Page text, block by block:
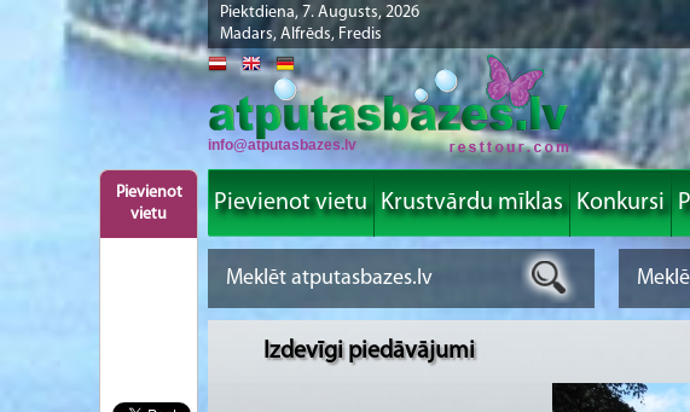
Piektdiena, 7. Augusts, 2026
Madars, Alfrēds, Fredis
Pievienot
vietu
info@atputasbazes.lv
Pievienot vietu Krustvārdu mīklas Konkursi
Izdevīgi piedāvājumi